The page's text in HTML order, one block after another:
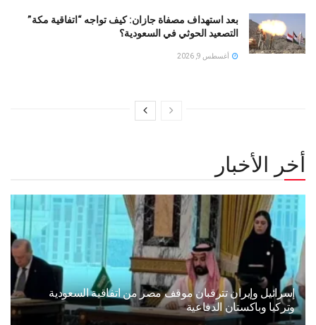
بعد استهداف مصفاة جازان: كيف تواجه “اتفاقية مكة”
التصعيد الحوثي في السعودية؟
أغسطس 9, 2026
أخر الأخبار
إسرائيل وإيران تترقبان موقف مصر من اتفاقية السعودية
وتركيا وباكستان الدفاعية